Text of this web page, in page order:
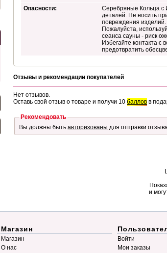
Опасности:
Серебряные Кольца с
деталей. Не носить
повреждения изделий.
Пожалуйста,
сеанса сауны - риск
Избегайте контакта
предотвратить
Отзывы и рекомендации покупателей
Нет отзывов.
Оставь свой отзыв о товаре и получи 10 баллов в
Рекомендовать
Вы должны быть авторизованы для отправки
и
Магазин
Магазин
О нас
Войти
Мои заказы